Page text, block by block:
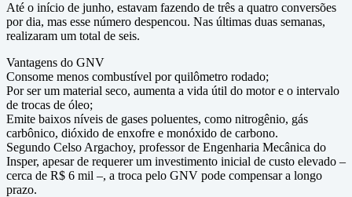
Até o início de junho, estavam fazendo de três a quatro conversões
por dia, mas esse número despencou. Nas últimas duas semanas,
realizaram um total de seis.
Vantagens do GNV
Consome menos combustível por quilômetro rodado;
Por ser um material seco, aumenta a vida útil do motor e o intervalo
de trocas de óleo;
Emite baixos níveis de gases poluentes, como nitrogênio, gás
carbônico, dióxido de enxofre e monóxido de carbono.
Segundo Celso Argachoy, professor de Engenharia Mecânica do
Insper, apesar de requerer um investimento inicial de custo elevado –
cerca de R$ 6 mil –, a troca pelo GNV pode compensar a longo
prazo.